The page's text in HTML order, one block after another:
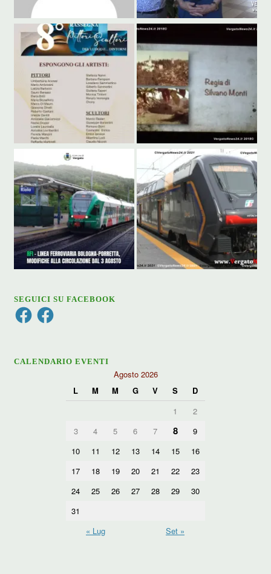
SEGUICI SU FACEBOOK
FacebookFacebook
CALENDARIO EVENTI
Agosto 2026
L
M M G V S
D
1
2
3
4 5 6 7 8
9
10
11 12 13 14 15
16
17
18 19 20 21 22
23
24
25 26 27 28 29
30
31
« Lug
Set »